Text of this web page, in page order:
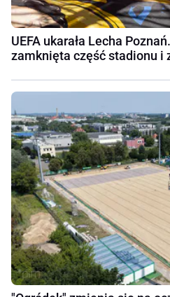
UEFA ukarała Lecha
zamknięta część stadionu i